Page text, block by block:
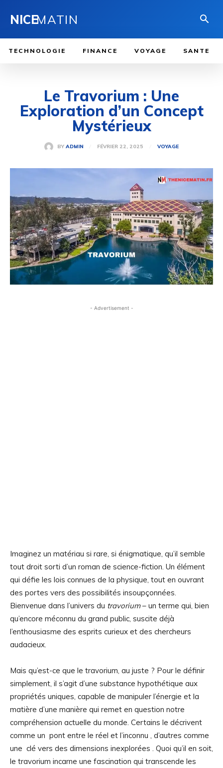
NICEMATIN
TECHNOLOGIE FINANCE VOYAGE SANTE
Le Travorium : Une
Exploration d’un Concept
Mystérieux
BY ADMIN FÉVRIER 22, 2025 VOYAGE
- Advertisement -
Imaginez un matériau si rare, si énigmatique, qu’il semble
tout droit sorti d’un roman de science-fiction. Un élément
qui défie les lois connues de la physique, tout en ouvrant
des portes vers des possibilités insoupçonnées.
Bienvenue dans l’univers du travorium– un terme qui, bien
qu’encore méconnu du grand public, suscite déjà
l’enthousiasme des esprits curieux et des chercheurs
audacieux.
Mais qu’est-ce que le travorium, au juste ? Pour le définir
simplement, il s’agit d’une substance hypothétique aux
propriétés uniques, capable de manipuler l’énergie et la
matière d’une manière qui remet en question notre
compréhension actuelle du monde. Certains le décrivent
comme un pont entre le réel et l’inconnu , d’autres comme
une clé vers des dimensions inexplorées . Quoi qu’il en soit,
le travorium incarne une fascination qui transcende les